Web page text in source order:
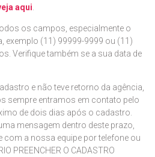
aqui
os campos, especialmente o
exemplo (11) 99999-9999 ou (11)
Verifique também se a sua data de
e não teve retorno da agência,
sempre entramos em contato pelo
de dois dias após o cadastro.
mensagem dentro deste prazo,
com a nossa equipe por telefone ou
PREENCHER O CADASTRO